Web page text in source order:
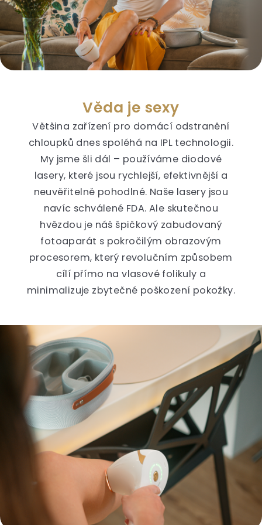
Věda je sexy
Většina zařízení pro domácí odstranění
chloupků dnes spoléhá na IPL technologii.
My jsme šli dál – používáme diodové
lasery, které jsou rychlejší, efektivnější a
neuvěřitelně pohodlné. Naše lasery jsou
navíc schválené FDA. Ale skutečnou
hvězdou je náš špičkový zabudovaný
fotoaparát s pokročilým obrazovým
procesorem, který revolučním způsobem
cílí přímo na vlasové folikuly a
minimalizuje zbytečné poškození pokožky.